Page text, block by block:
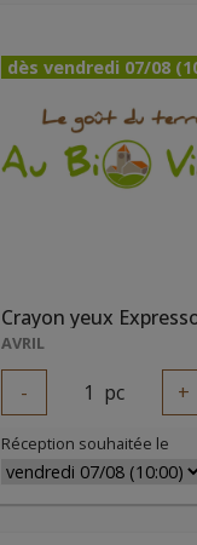
dès vendredi 07/08
Crayon yeux
AVRIL
- 1 pc +
Réception souhaitée le